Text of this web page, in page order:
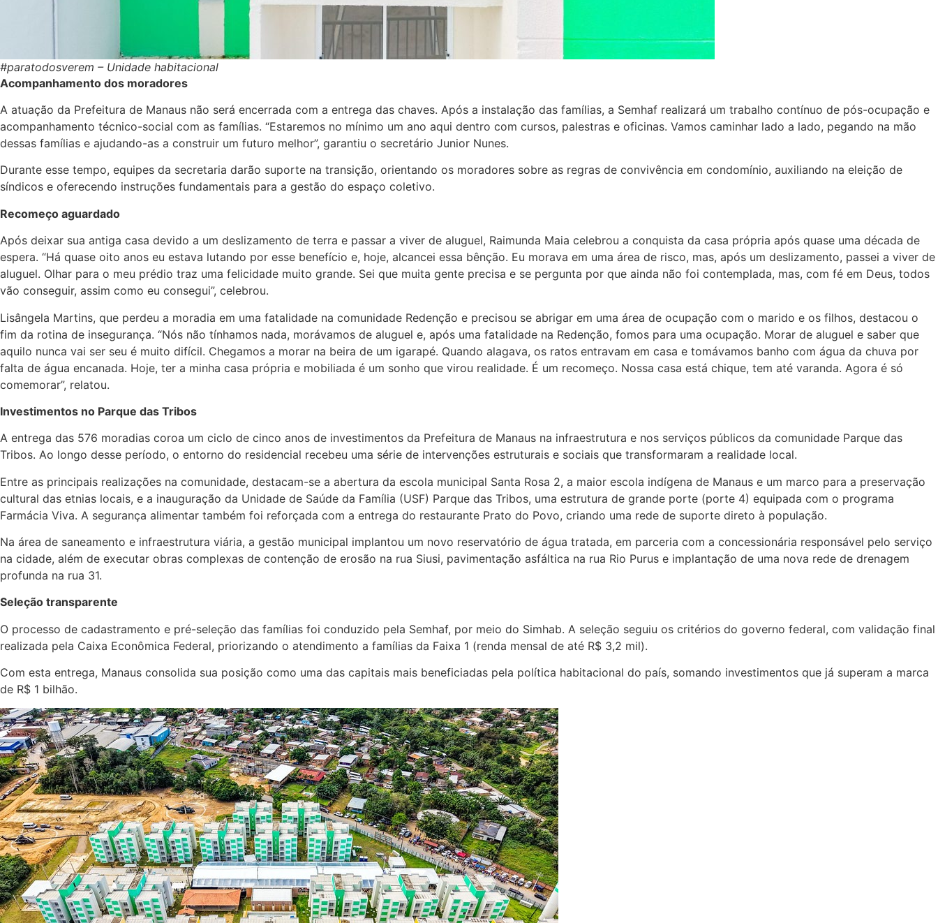
#paratodosverem – Unidade habitacional
Acompanhamento dos moradores
A atuação da Prefeitura de Manaus não será encerrada com a entrega das chaves. Após a instalação das famílias, a Semhaf realizará um trabalho contínuo de pós-ocupação e
acompanhamento técnico-social com as famílias. “Estaremos no mínimo um ano aqui dentro com cursos, palestras e oficinas. Vamos caminhar lado a lado, pegando na mão
dessas famílias e ajudando-as a construir um futuro melhor”, garantiu o secretário Junior Nunes.
Durante esse tempo, equipes da secretaria darão suporte na transição, orientando os moradores sobre as regras de convivência em condomínio, auxiliando na eleição de
síndicos e oferecendo instruções fundamentais para a gestão do espaço coletivo.
Recomeço aguardado
Após deixar sua antiga casa devido a um deslizamento de terra e passar a viver de aluguel, Raimunda Maia celebrou a conquista da casa própria após quase uma década de
espera. “Há quase oito anos eu estava lutando por esse benefício e, hoje, alcancei essa bênção. Eu morava em uma área de risco, mas, após um deslizamento, passei a viver de
aluguel. Olhar para o meu prédio traz uma felicidade muito grande. Sei que muita gente precisa e se pergunta por que ainda não foi contemplada, mas, com fé em Deus, todos
vão conseguir, assim como eu consegui”, celebrou.
Lisângela Martins, que perdeu a moradia em uma fatalidade na comunidade Redenção e precisou se abrigar em uma área de ocupação com o marido e os filhos, destacou o
fim da rotina de insegurança. “Nós não tínhamos nada, morávamos de aluguel e, após uma fatalidade na Redenção, fomos para uma ocupação. Morar de aluguel e saber que
aquilo nunca vai ser seu é muito difícil. Chegamos a morar na beira de um igarapé. Quando alagava, os ratos entravam em casa e tomávamos banho com água da chuva por
falta de água encanada. Hoje, ter a minha casa própria e mobiliada é um sonho que virou realidade. É um recomeço. Nossa casa está chique, tem até varanda. Agora é só
comemorar”, relatou.
Investimentos no Parque das Tribos
A entrega das 576 moradias coroa um ciclo de cinco anos de investimentos da Prefeitura de Manaus na infraestrutura e nos serviços públicos da comunidade Parque das
Tribos. Ao longo desse período, o entorno do residencial recebeu uma série de intervenções estruturais e sociais que transformaram a realidade local.
Entre as principais realizações na comunidade, destacam-se a abertura da escola municipal Santa Rosa 2, a maior escola indígena de Manaus e um marco para a preservação
cultural das etnias locais, e a inauguração da Unidade de Saúde da Família (USF) Parque das Tribos, uma estrutura de grande porte (porte 4) equipada com o programa
Farmácia Viva. A segurança alimentar também foi reforçada com a entrega do restaurante Prato do Povo, criando uma rede de suporte direto à população.
Na área de saneamento e infraestrutura viária, a gestão municipal implantou um novo reservatório de água tratada, em parceria com a concessionária responsável pelo serviço
na cidade, além de executar obras complexas de contenção de erosão na rua Siusi, pavimentação asfáltica na rua Rio Purus e implantação de uma nova rede de drenagem
profunda na rua 31.
Seleção transparente
O processo de cadastramento e pré-seleção das famílias foi conduzido pela Semhaf, por meio do Simhab. A seleção seguiu os critérios do governo federal, com validação final
realizada pela Caixa Econômica Federal, priorizando o atendimento a famílias da Faixa 1 (renda mensal de até R$ 3,2 mil).
Com esta entrega, Manaus consolida sua posição como uma das capitais mais beneficiadas pela política habitacional do país, somando investimentos que já superam a marca
de R$ 1 bilhão.